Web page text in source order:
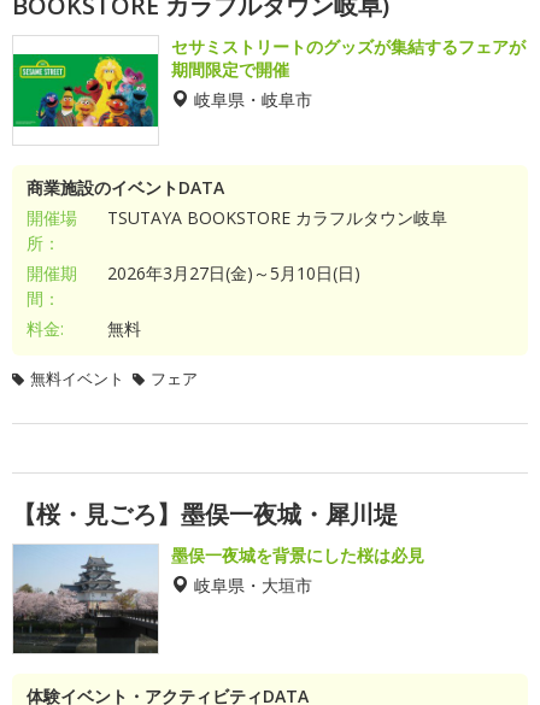
セサミストリートのグッズが集結するフェアが
期間限定で開催
岐阜県・岐阜市
商業施設のイベントDATA
開催場
所：
TSUTAYA BOOKSTORE カラフルタウン岐阜
開催期
間：
2026年3月27日(金)～5月10日(日)
料金: 無料
無料イベント フェア
【桜・見ごろ】墨俣一夜城・犀川堤
墨俣一夜城を背景にした桜は必見
岐阜県・大垣市
体験イベント・アクティビティDATA